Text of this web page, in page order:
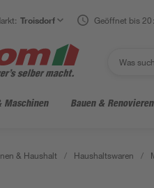
Troisdorf Geöffnet bis
Maschinen Bauen & Renovieren
& Haushalt / Haushaltswaren /